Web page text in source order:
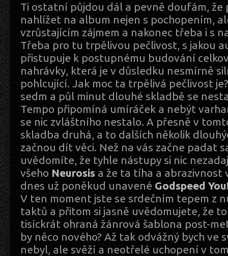
Ti ostatní půjdou dál a pevně doufám, že
nahlížet na album nejen s pochopením,
vzrůstajícím zájmem a nakonec třeba i s
Třeba pro tu trpělivou pečlivost, s jakou
přistupuje k postupnému budování
nahrávky, která je v důsledku nesmírně
pohlcující. Jak moc ta trpělivá pečlivost
sedm a půl minut dlouhé skladbě se
Tempo připomíná umíráček a nebýt
se nic zvláštního nestalo. A přesně v
skladba druhá, a to dalších několik
začnou dít věci. Než na vás začne padat
uvědomíte, že tyhle nástupy si nic
všeho Neurosis a že ta tíha a abrazivnost
dnes už poněkud unavené Godspeed
V ten moment jste se srdečním tepem z
taktů a přitom si jasně uvědomujete, že
tisíckrát ohraná žánrová šablona post-
by něco nového? Až tak odvážný bych ve
nebyl, ale svěží a neotřelé uchopení v